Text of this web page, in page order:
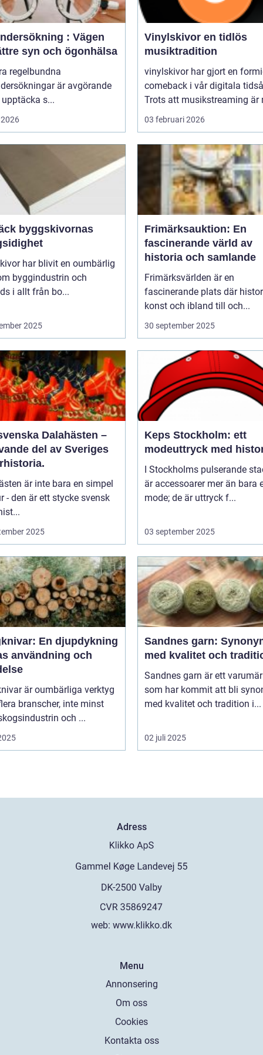
: Vägen
syn och ögonhälsa
regelbundna
är avgörande
s...
Vinylskivor en tidlös
musiktradition
vinylskivor har gjort en
comeback i vår digitala
Trots att musikstreaming är
03 februari 2026
byggskivornas
har blivit en oumbärlig
byggindustrin och
i allt från bo...
2025
Frimärksauktion: En
fascinerande värld av
historia och samlande
Frimärksvärlden är en
fascinerande plats där
konst och ibland till och...
30 september 2025
Dalahästen –
del av Sveriges
är inte bara en simpel
- den är ett stycke svensk
2025
Keps Stockholm: ett
modeuttryck med
I Stockholms pulserande
är accessoarer mer än bara
mode; de är uttryck f...
03 september 2025
En djupdykning
användning och
är oumbärliga verktyg
branscher, inte minst
och ...
Sandnes garn:
med kvalitet och
Sandnes garn är ett
som har kommit att bli
med kvalitet och tradition i...
02 juli 2025
Adress
web: www.klikko.dk
Menu
Annonsering
Om oss
Cookies
Kontakta oss